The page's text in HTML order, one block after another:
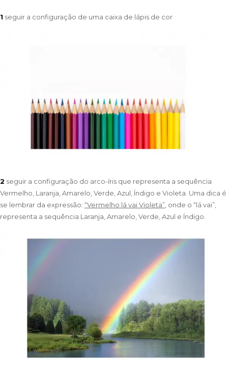
1 seguir a configuração de uma caixa de lápis de cor
2 seguir a configuração do arco-íris que representa a sequência
Vermelho, Laranja, Amarelo, Verde, Azul, Índigo e Violeta. Uma dica é
se lembrar da expressão: “Vermelho lá vai Violeta” , onde o “lá vai”,
representa a sequência Laranja, Amarelo, Verde, Azul e Índigo.